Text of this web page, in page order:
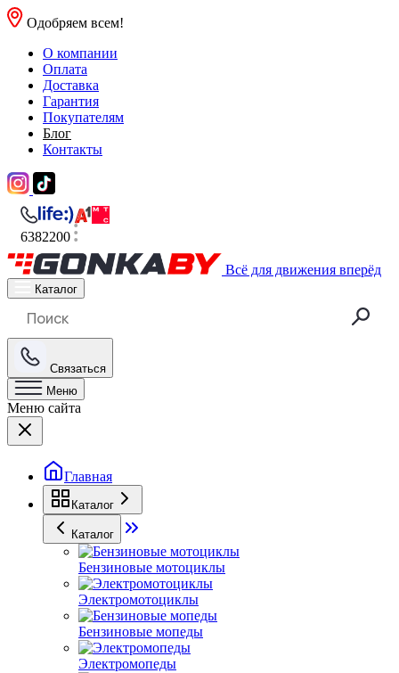
Одобряем всем!
О компании
Оплата
Доставка
Гарантия
Покупателям
Блог
Контакты
6382200
Всё для движения вперёд
Каталог
Связаться
Меню
Меню сайта
Главная
Каталог
Каталог
Бензиновые мотоциклы
Электромотоциклы
Бензиновые мопеды
Электромопеды